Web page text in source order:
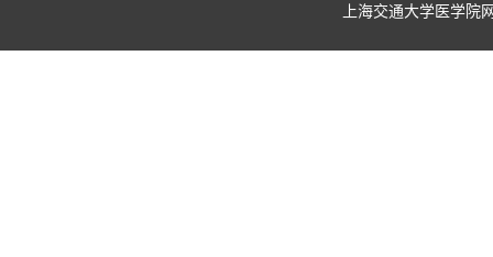
上海交通大学医学院